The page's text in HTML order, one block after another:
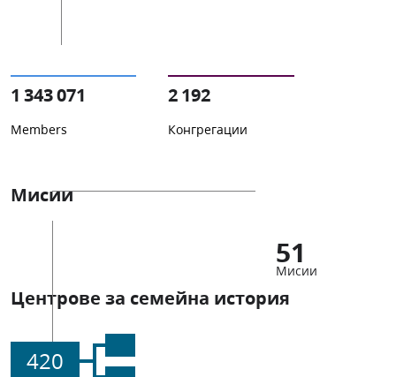
1 343 071
Members
2 192
Конгрегации
Мисии
51
Мисии
Центрове за семейна история
420